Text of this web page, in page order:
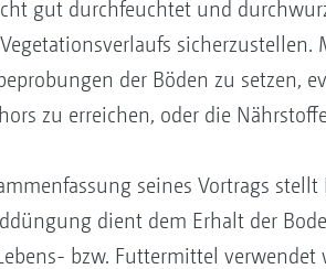
gut durchfeuchtet und
der Böden zu setzen,
zu erreichen, oder die
seines Vortrags stellt
dient dem Erhalt der
bzw. Futtermittel verwendet